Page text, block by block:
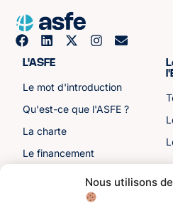
Nous utilisons
L'ASFE
Le mot d'introduction
Qu'est-ce que l'ASFE ?
La charte
Le financement
Les sénateurs